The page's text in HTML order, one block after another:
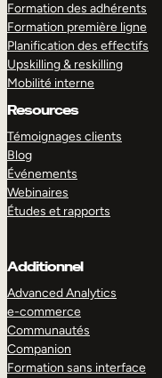
Formation des adhérents
Formation première ligne
Planification des effectifs
Upskilling & reskilling
Mobilité interne
Resources
Témoignages clients
Blog
Événements
Webinaires
Études et rapports
Additionnel
Advanced Analytics
e-commerce
Communautés
Companion
Formation sans interface